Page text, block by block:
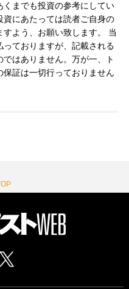
までも投資の参考にしてい
にあたっては読者ご自身の
よう、お願い致します。 当
ておりますが、記載される
はありません。万が一、ト
証は一切行っておりません